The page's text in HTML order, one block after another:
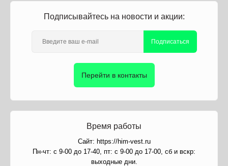
Подписывайтесь на новости и акции:
Подписаться
Перейти в контакты
Время работы
Сайт: https://him-vest.ru
Пн-чт: с 9-00 до 17-40, пт: с 9-00 до 17-00, сб и вскр:
выходные дни.